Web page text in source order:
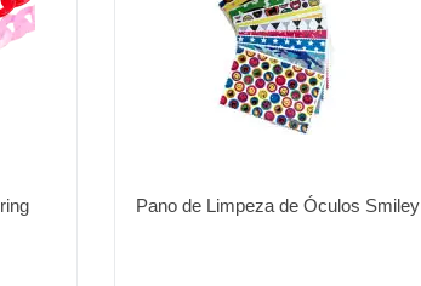
Pano de Limpeza de Óculos Smiley